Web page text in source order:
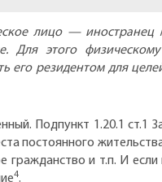
лицо — иностранец
Для этого
его резидентом для
Подпункт 1.20.1 ст.1
постоянного
гражданство и т.п. И
4.